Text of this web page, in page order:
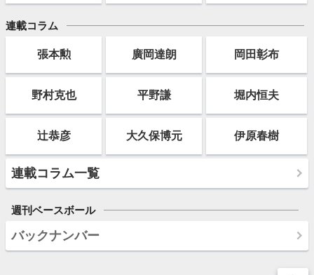
連載コラム
張本勲 廣岡達朗 岡田彰布
野村克也 平野謙 堀内恒夫
辻恭彦 大久保博元 伊原春樹
連載コラム一覧
週刊ベースボール
バックナンバー